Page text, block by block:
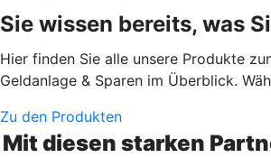
Sie wissen bereits, was
Hier finden Sie alle unsere Produkte
Geldanlage & Sparen im Überblick.
Zu den Produkten
Mit diesen starken